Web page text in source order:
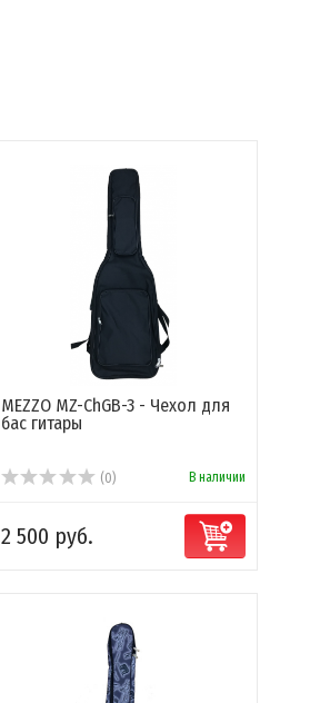
MEZZO MZ-ChGB-3 - Чехол для
бас гитары
(0) В наличии
2 500 руб.